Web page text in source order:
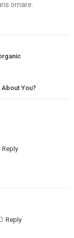
ornare.
You?
Reply
Reply